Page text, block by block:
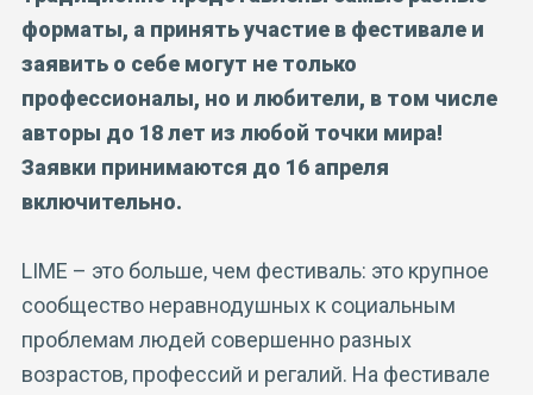
форматы, а принять участие в фестивале и
заявить о себе могут не только
профессионалы, но и любители, в том числе
авторы до 18 лет из любой точки мира!
Заявки принимаются до 16 апреля
включительно.
LIME – это больше, чем фестиваль: это крупное
сообщество неравнодушных к социальным
проблемам людей совершенно разных
возрастов, профессий и регалий. На фестивале